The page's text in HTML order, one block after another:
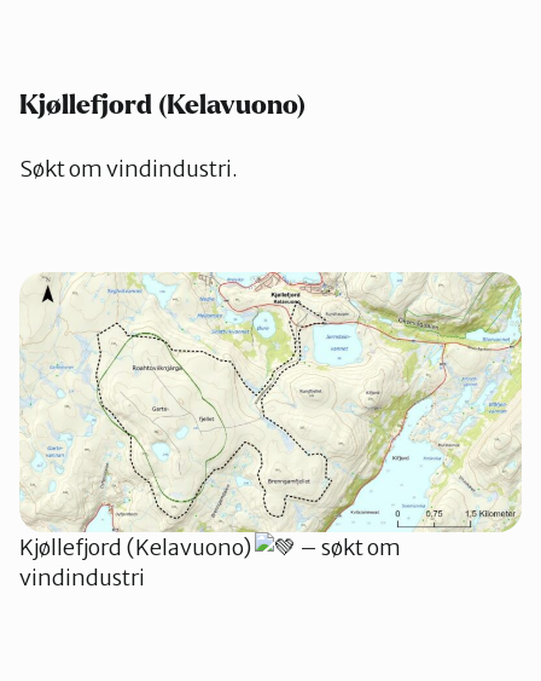
Kjøllefjord (Kelavuono)
Søkt om vindindustri.
Kjøllefjord (Kelavuono)
– søkt om
vindindustri